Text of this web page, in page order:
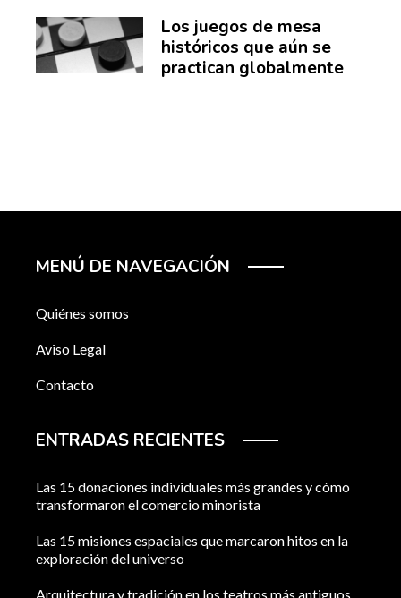
Los juegos de mesa
históricos que aún se
practican globalmente
MENÚ DE NAVEGACIÓN
Quiénes somos
Aviso Legal
Contacto
ENTRADAS RECIENTES
Las 15 donaciones individuales más grandes y cómo
transformaron el comercio minorista
Las 15 misiones espaciales que marcaron hitos en la
exploración del universo
Arquitectura y tradición en los teatros más antiguos